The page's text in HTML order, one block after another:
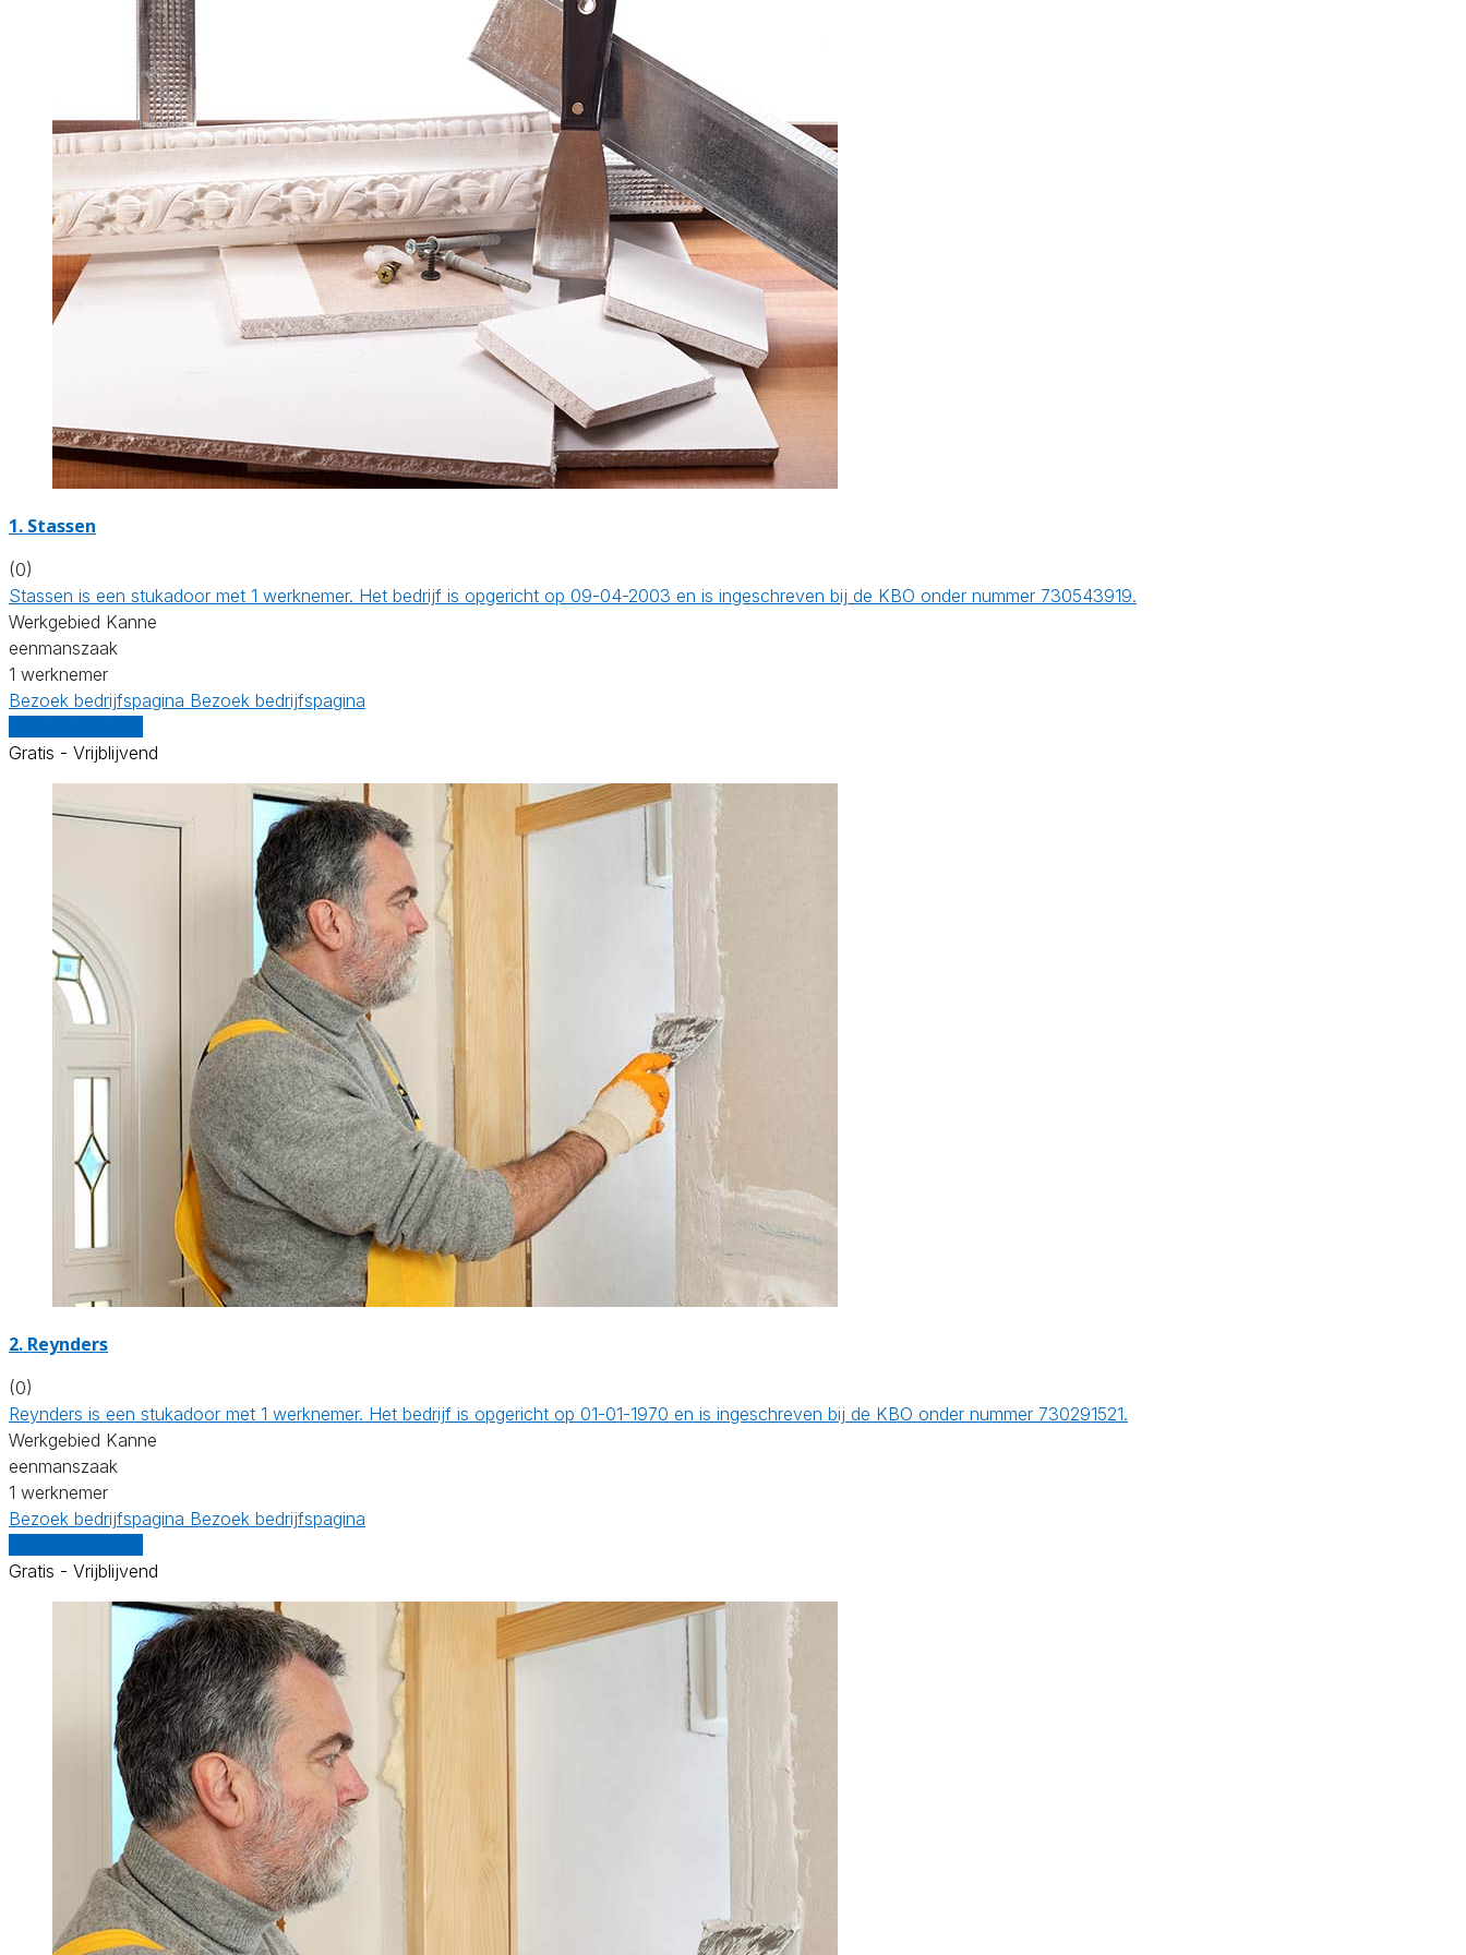
1. Stassen
(0)
Stassen is een stukadoor met 1 werknemer. Het bedrijf is opgericht op 09-04-2003 en is ingeschreven bij de KBO onder nummer 730543919.
Werkgebied Kanne
eenmanszaak
1 werknemer
Bezoek bedrijfspagina Bezoek bedrijfspagina
Gratis - Vrijblijvend
2. Reynders
(0)
Reynders is een stukadoor met 1 werknemer. Het bedrijf is opgericht op 01-01-1970 en is ingeschreven bij de KBO onder nummer 730291521.
Werkgebied Kanne
eenmanszaak
1 werknemer
Bezoek bedrijfspagina Bezoek bedrijfspagina
Gratis - Vrijblijvend